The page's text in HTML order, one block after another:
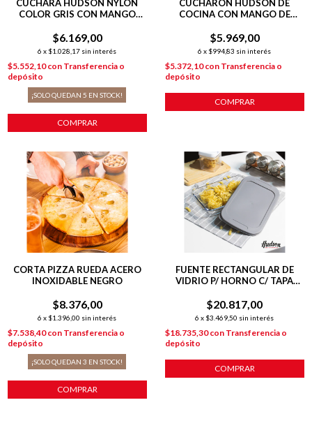
CUCHARA HUDSON NYLON
COLOR GRIS CON MANGO
$6.169,00
6 x $1.028,17 sin interés
$5.552,10con Transferencia o
depósito
¡SOLO QUEDAN 5 EN STOCK!
COMPRAR
CUCHARON HUDSON DE
COCINA CON MANGO DE
$5.969,00
6 x $994,83 sin interés
$5.372,10con Transferencia o
depósito
COMPRAR
CORTA PIZZA RUEDA ACERO
INOXIDABLE NEGRO
$8.376,00
6 x $1.396,00 sin interés
$7.538,40con Transferencia o
depósito
¡SOLO QUEDAN3 EN STOCK!
COMPRAR
FUENTE RECTANGULAR DE
VIDRIO P/ HORNO C/ TAPA
$20.817,00
6 x $3.469,50 sin interés
$18.735,30con Transferencia o
depósito
COMPRAR